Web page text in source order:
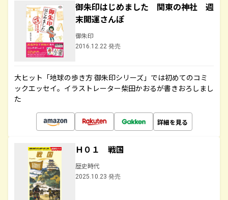
御朱印はじめました 関東の神社 週
末開運さんぽ
御朱印
2016.12.22 発売
大ヒット「地球の歩き方 御朱印シリーズ」では初めてのコミ
ックエッセイ。イラストレーター柴田かおるが書きおろしまし
た
詳細を見る
Ｈ０１ 戦国
歴史時代
2025.10.23 発売